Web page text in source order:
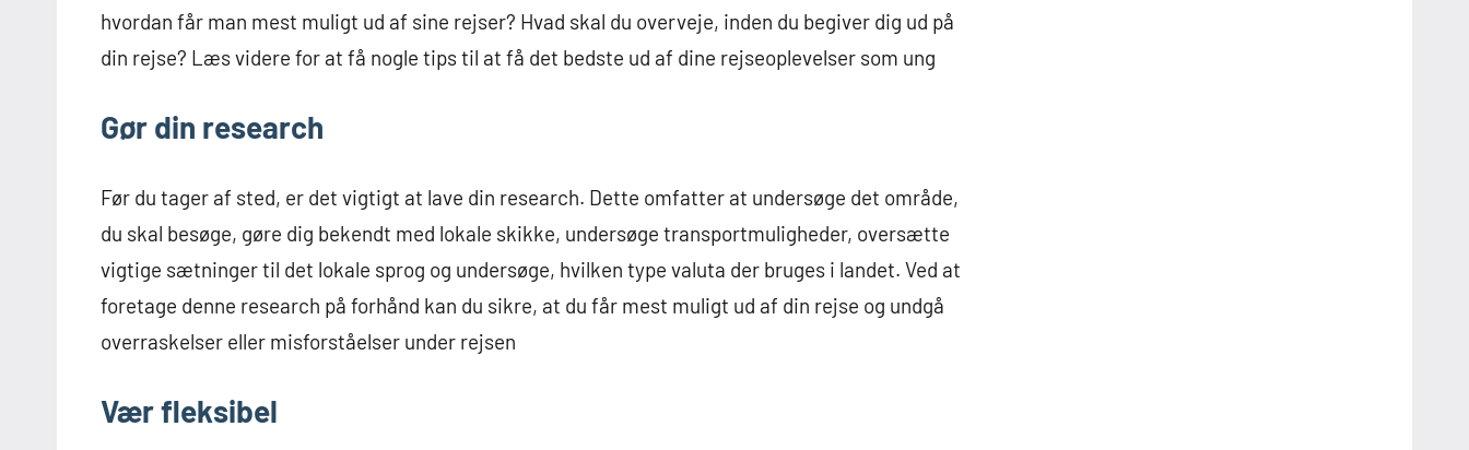
hvordan får man mest muligt ud af sine rejser? Hvad skal du overveje, inden du begiver dig ud på
din rejse? Læs videre for at få nogle tips til at få det bedste ud af dine rejseoplevelser som ung
Gør din research
Før du tager af sted, er det vigtigt at lave din research. Dette omfatter at undersøge det område,
du skal besøge, gøre dig bekendt med lokale skikke, undersøge transportmuligheder, oversætte
vigtige sætninger til det lokale sprog og undersøge, hvilken type valuta der bruges i landet. Ved at
foretage denne research på forhånd kan du sikre, at du får mest muligt ud af din rejse og undgå
overraskelser eller misforståelser under rejsen
Vær fleksibel